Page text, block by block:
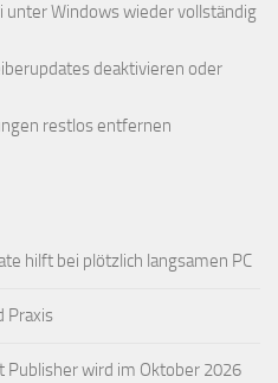
unter Windows wieder vollständig
deaktivieren oder
restlos entfernen
hilft bei plötzlich langsamen PC
Praxis
Publisher wird im Oktober 2026